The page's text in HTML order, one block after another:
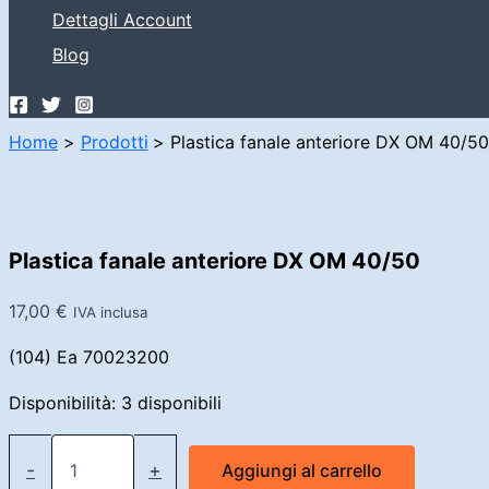
Dettagli Account
Blog
Home Prodotti Plastica fanale anteriore DX OM 40/50
Plastica fanale anteriore DX OM 40/50
17,00 € IVA inclusa
(104) Ea 70023200
Disponibilità: 3 disponibili
-
Plastica
fanale
+ Aggiungi al carrello